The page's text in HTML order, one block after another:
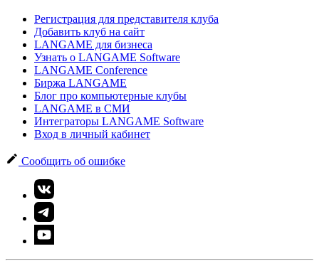
Регистрация для представителя клуба
Добавить клуб на сайт
LANGAME для бизнеса
Узнать о LANGAME Software
LANGAME Conference
Биржа LANGAME
Блог про компьютерные клубы
LANGAME в СМИ
Интеграторы LANGAME Software
Вход в личный кабинет
Сообщить об ошибке